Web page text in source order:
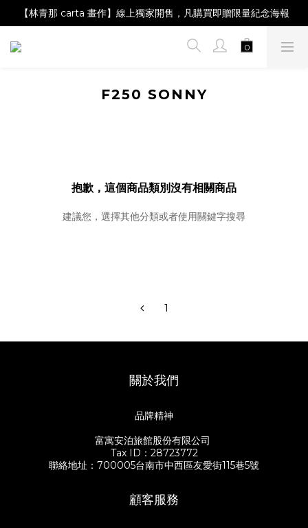
【Magazine B】單筆消費滿NT$2,000，即贈閱讀禮物明信片組
【林青那 carta 畫作】線上獨家開售，凡購買即贈限量紀念海報
【Magazine B】單筆消費滿NT$2,000，即贈閱讀禮物明信片組
F250 SONNY
抱歉，這個商品類別沒有相關商品
建議您，選擇其他分類或者使用關鍵字搜尋
1
關於我們
品牌精神
富寓安泊旅館股份有限公司
Tax ID：28723772
聯絡地址：700005台南市中西區友愛街115巷5號
顧客服務